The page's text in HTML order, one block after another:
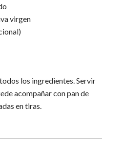
virgen
los ingredientes. Servir
acompañar con pan de
en tiras.